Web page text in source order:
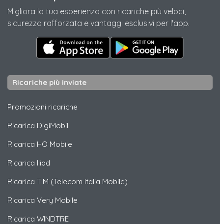
Migliora la tua esperienza con ricariche più veloci,
sicurezza rafforzata e vantaggi esclusivi per l'app.
Ricariche più inviate
Promozioni ricariche
Ricarica DigiMobil
Ricarica HO Mobile
Ricarica Iliad
Ricarica TIM (Telecom Italia Mobile)
Ricarica Very Mobile
Ricarica WINDTRE